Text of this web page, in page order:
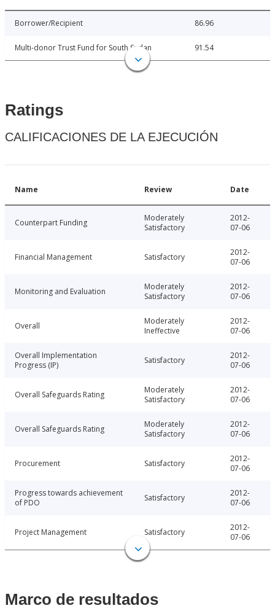
Borrower/Recipient 86.96
Multi-donor Trust Fund for South Sudan 91.54
Ratings
CALIFICACIONES DE LA EJECUCIÓN
Name Review Date
Counterpart Funding
Moderately
Satisfactory
2012-
07-06
Financial Management Satisfactory
2012-
07-06
Monitoring and Evaluation
Moderately
Satisfactory
2012-
07-06
Overall
Moderately
Ineffective
2012-
07-06
Overall Implementation
Progress (IP)
Satisfactory
2012-
07-06
Overall Safeguards Rating
Moderately
Satisfactory
2012-
07-06
Overall Safeguards Rating
Moderately
Satisfactory
2012-
07-06
Procurement Satisfactory
2012-
07-06
Progress towards achievement
of PDO
Satisfactory
2012-
07-06
Project Management Satisfactory
2012-
07-06
Marco de resultados